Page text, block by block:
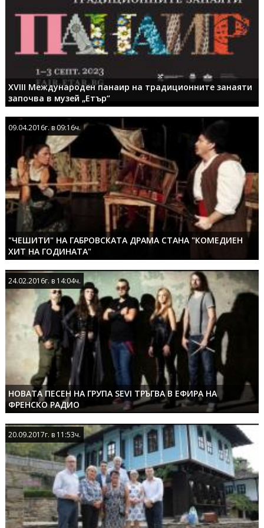
XVIII Международен панаир на традиционните занаяти
започва в музей „Етър“
"ЧЕШИТИ" НА ГАБРОВСКАТА ДРАМА СТАНА "КОМЕДИЕН
ХИТ НА ГОДИНАТА"
09.04.2016г. в 09:16ч.
09.04.2016г. в 09:16ч.
НОВАТА ПЕСЕН НА ГРУПА SEVI ТРЪГВА В ЕФИРА НА
ФРЕНСКО РАДИО
24.02.2016г. в 14:04ч.
24.02.2016г. в 14:04ч.
20.09.2017г. в 11:53ч.
20.09.2017г. в 11:53ч.